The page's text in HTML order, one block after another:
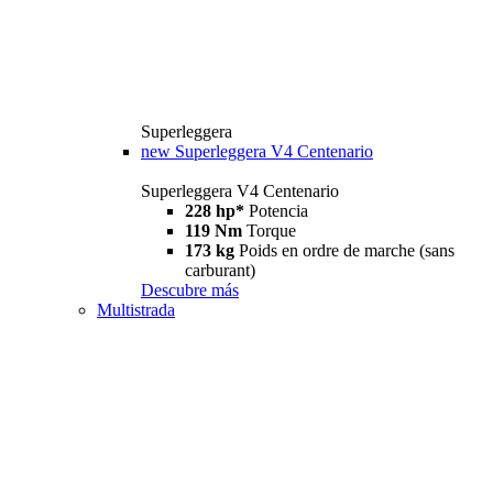
Superleggera
new Superleggera V4 Centenario
Superleggera V4 Centenario
228 hp* Potencia
119 Nm Torque
173 kg Poids en ordre de marche (sans
carburant)
Descubre más
Multistrada